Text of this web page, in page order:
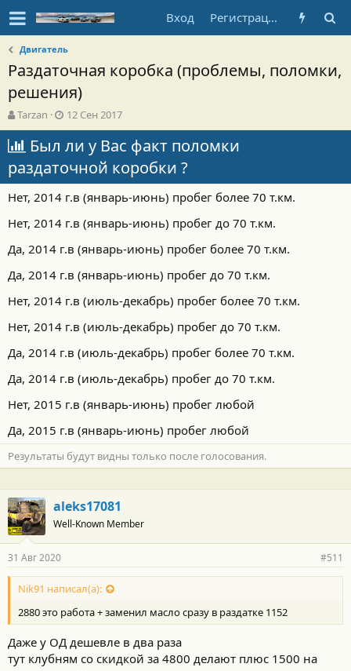
Вход Регистрация
Двигатель
Раздаточная коробка (проблемы, поломки,
решения)
А
в
т
о
р
т
е
ы
Tarzan
Д
а
т
а
н
а
ч
л
12 Сен 2017
Был ли у Вас факт поломки
раздаточной коробки ?
Нет, 2014 г.в (январь-июнь) пробег более 70 т.км.
Нет, 2014 г.в (январь-июнь) пробег до 70 т.км.
Да, 2014 г.в (январь-июнь) пробег более 70 т.км.
Да, 2014 г.в (январь-июнь) пробег до 70 т.км.
Нет, 2014 г.в (июль-декабрь) пробег более 70 т.км.
Нет, 2014 г.в (июль-декабрь) пробег до 70 т.км.
Да, 2014 г.в (июль-декабрь) пробег более 70 т.км.
Да, 2014 г.в (июль-декабрь) пробег до 70 т.км.
Нет, 2015 г.в (январь-июнь) пробег любой
Да, 2015 г.в (январь-июнь) пробег любой
Результаты будут видны только после голосования.
aleks17081
Well-Known Member
31 Авг 2020 #511
Nik91 написал(а):
2880 это работа + заменил масло сразу в раздатке 1152
Даже у ОД дешевле в два раза
тут клубням со скидкой за 4800 делают плюс 1500 на